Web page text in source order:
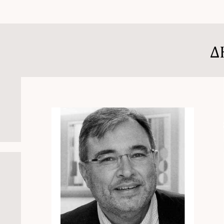
ΚΕΝΤΡΙΚΗ ΒΙΟΓΡΑΦΙΚΟ